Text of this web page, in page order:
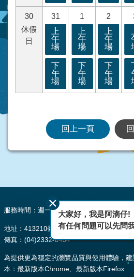
30
休假
日
31
上
午
場
下
午
場
1
上
午
場
下
午
場
2
上
午
場
下
午
場
回上一頁
服務時間：週一至週五 AM08:00~12:00
地址：413210臺中市霧峰區峰堤路195號
傳真：(04)2332-0484
為提供更為穩定的瀏覽品質與使用體驗，
本：最新版本Chrome、最新版本Firefox
大家好，我是阿滴仔!
有任何問題可以先問